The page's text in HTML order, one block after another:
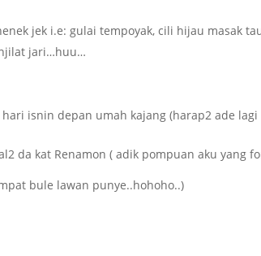
jek i.e: gulai tempoyak, cili hijau masak
jari…huu…
isnin depan umah kajang (harap2 ade
da kat Renamon ( adik pompuan aku yang
bule lawan punye..hohoho..)